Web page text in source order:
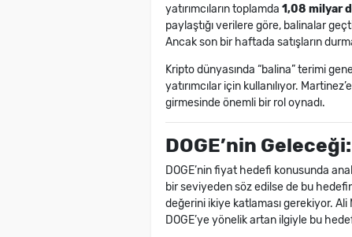
yatırımcıların toplamda 1,08 milyar
paylaştığı verilere göre, balinalar
Ancak son bir haftada satışların
Kripto dünyasında “balina” terimi
yatırımcılar için kullanılıyor.
girmesinde önemli bir rol oynadı.
DOGE’nin
DOGE’nin fiyat hedefi konusunda
bir seviyeden söz edilse de bu
değerini ikiye katlaması gerekiyor.
DOGE’ye yönelik artan ilgiyle bu